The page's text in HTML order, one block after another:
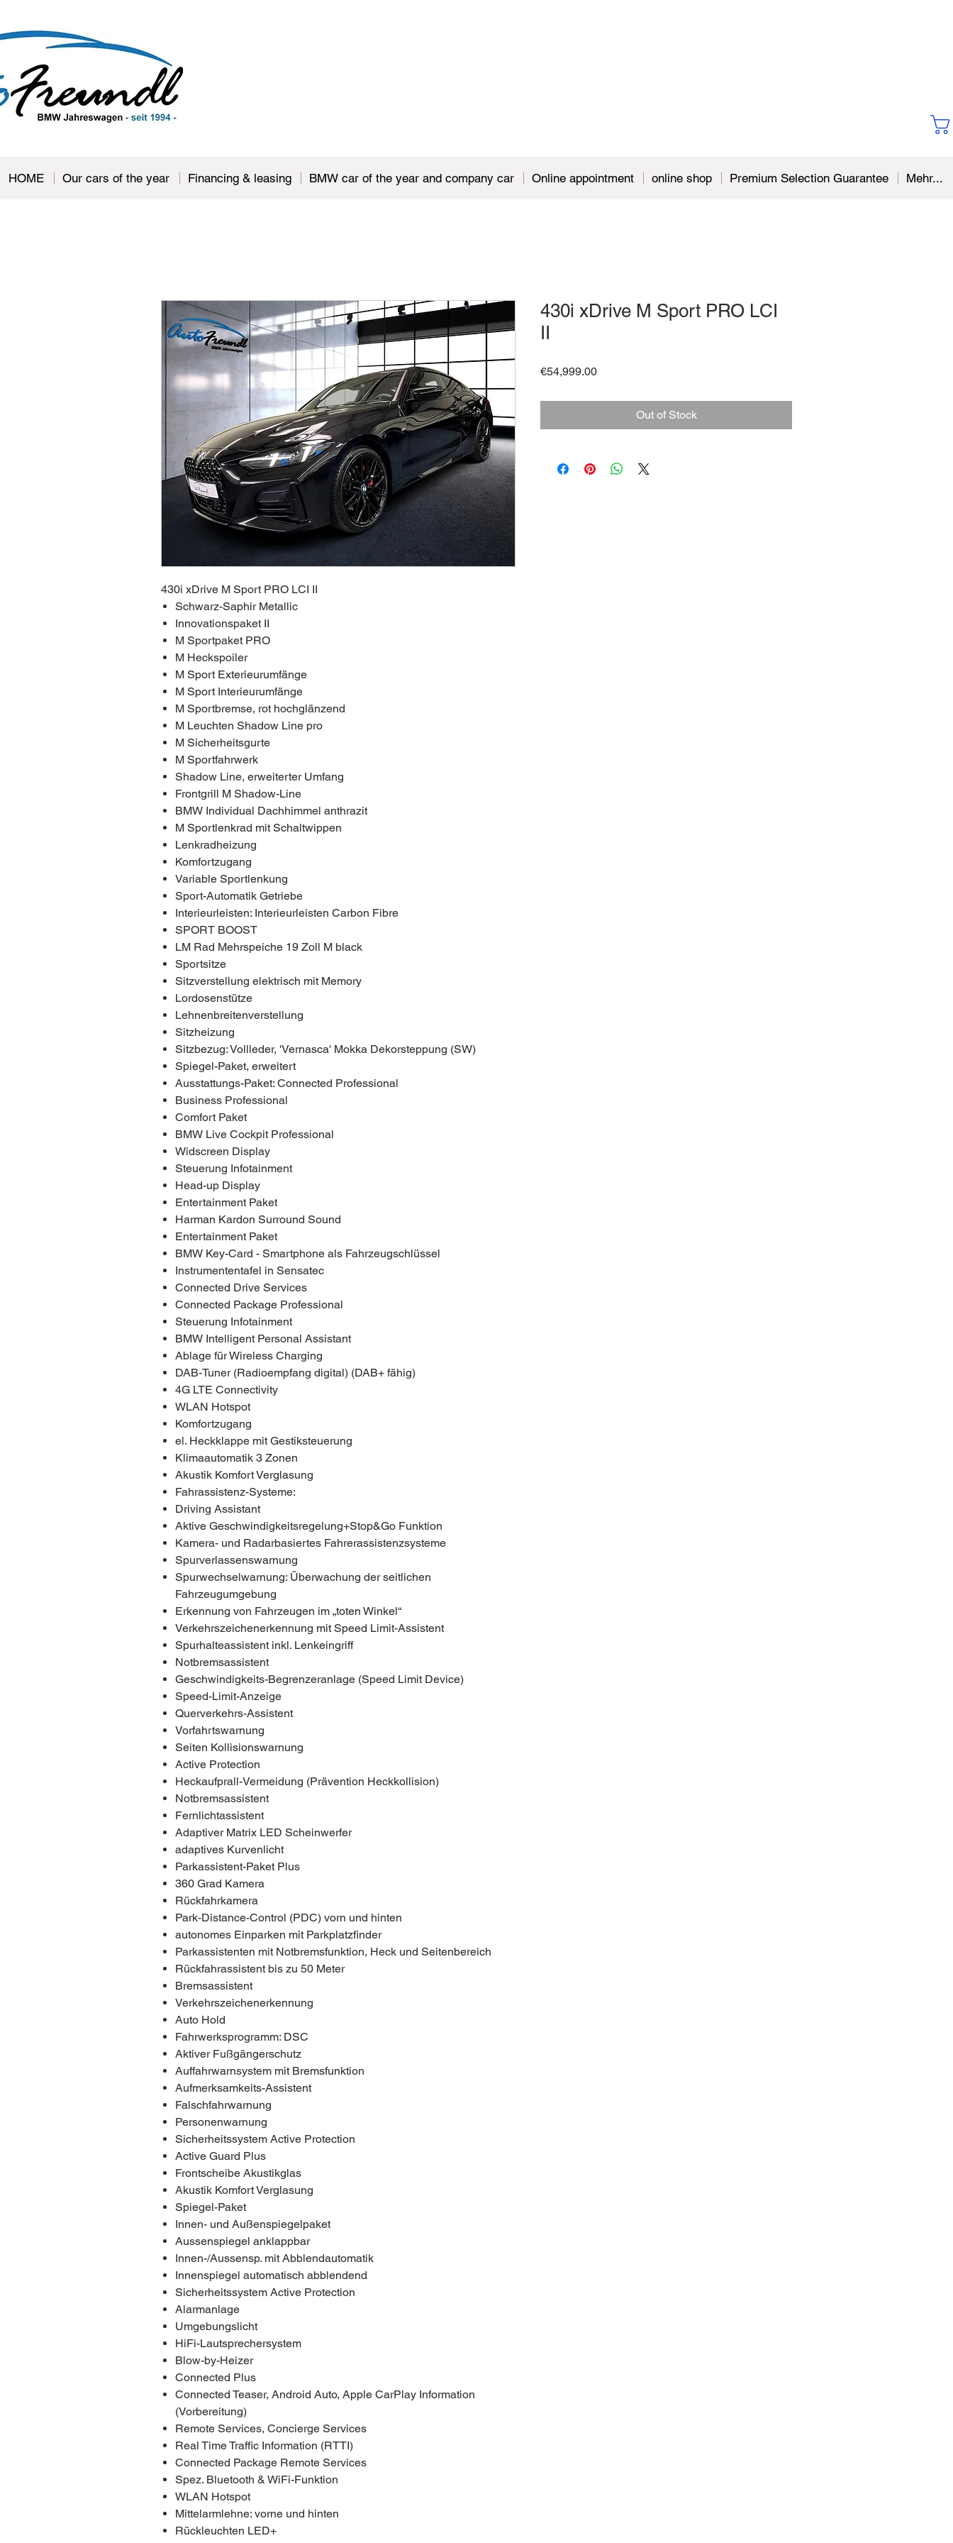
HOME Our cars of the year Financing & leasing BMW car of the year and company car Online appointment online shop Premium Selection Guarantee Mehr...
430i xDrive M Sport PRO LCI II
Schwarz-Saphir Metallic
Innovationspaket II
M Sportpaket PRO
M Heckspoiler
M Sport Exterieurumfänge
M Sport Interieurumfänge
M Sportbremse, rot hochglänzend
M Leuchten Shadow Line pro
M Sicherheitsgurte
M Sportfahrwerk
Shadow Line, erweiterter Umfang
Frontgrill M Shadow-Line
BMW Individual Dachhimmel anthrazit
M Sportlenkrad mit Schaltwippen
Lenkradheizung
Komfortzugang
Variable Sportlenkung
Sport-Automatik Getriebe
Interieurleisten: Interieurleisten Carbon Fibre
SPORT BOOST
LM Rad Mehrspeiche 19 Zoll M black
Sportsitze
Sitzverstellung elektrisch mit Memory
Lordosenstütze
Lehnenbreitenverstellung
Sitzheizung
Sitzbezug: Vollleder, 'Vernasca' Mokka Dekorsteppung (SW)
Spiegel-Paket, erweitert
Ausstattungs-Paket: Connected Professional
Business Professional
Comfort Paket
BMW Live Cockpit Professional
Widscreen Display
Steuerung Infotainment
Head-up Display
Entertainment Paket
Harman Kardon Surround Sound
Entertainment Paket
BMW Key-Card - Smartphone als Fahrzeugschlüssel
Instrumententafel in Sensatec
Connected Drive Services
Connected Package Professional
Steuerung Infotainment
BMW Intelligent Personal Assistant
Ablage für Wireless Charging
DAB-Tuner (Radioempfang digital) (DAB+ fähig)
4G LTE Connectivity
WLAN Hotspot
Komfortzugang
el. Heckklappe mit Gestiksteuerung
Klimaautomatik 3 Zonen
Akustik Komfort Verglasung
Fahrassistenz-Systeme:
Driving Assistant
Aktive Geschwindigkeitsregelung+Stop&Go Funktion
Kamera- und Radarbasiertes Fahrerassistenzsysteme
Spurverlassenswarnung
Spurwechselwarnung: Überwachung der seitlichen
Fahrzeugumgebung
Erkennung von Fahrzeugen im „toten Winkel“
Verkehrszeichenerkennung mit Speed Limit-Assistent
Spurhalteassistent inkl. Lenkeingriff
Notbremsassistent
Geschwindigkeits-Begrenzeranlage (Speed Limit Device)
Speed-Limit-Anzeige
Querverkehrs-Assistent
Vorfahrtswarnung
Seiten Kollisionswarnung
Active Protection
Heckaufprall-Vermeidung (Prävention Heckkollision)
Notbremsassistent
Fernlichtassistent
Adaptiver Matrix LED Scheinwerfer
adaptives Kurvenlicht
Parkassistent-Paket Plus
360 Grad Kamera
Rückfahrkamera
Park-Distance-Control (PDC) vorn und hinten
autonomes Einparken mit Parkplatzfinder
Parkassistenten mit Notbremsfunktion, Heck­ und Seitenbereich
Rückfahrassistent bis zu 50 Meter
Bremsassistent
Verkehrszeichenerkennung
Auto Hold
Fahrwerksprogramm: DSC
Aktiver Fußgängerschutz
Auffahrwarnsystem mit Bremsfunktion
Aufmerksamkeits-Assistent
Falschfahrwarnung
Personenwarnung
Sicherheitssystem Active Protection
Active Guard Plus
Frontscheibe Akustikglas
Akustik Komfort Verglasung
Spiegel-Paket
Innen- und Außenspiegelpaket
Aussenspiegel anklappbar
Innen-/Aussensp. mit Abblendautomatik
Innenspiegel automatisch abblendend
Sicherheitssystem Active Protection
Alarmanlage
Umgebungslicht
HiFi-Lautsprechersystem
Blow-by-Heizer
Connected Plus
Connected Teaser, Android Auto, Apple CarPlay Information
(Vorbereitung)
Remote Services, Concierge Services
Real Time Traffic Information (RTTI)
Connected Package Remote Services
Spez. Bluetooth & WiFi-Funktion
WLAN Hotspot
Mittelarmlehne: vorne und hinten
Rückleuchten LED+
430i xDrive M Sport PRO LCI
II
€54,999.00Price
Out of Stock